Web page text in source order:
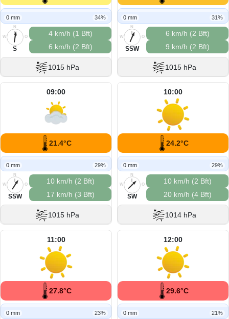
0 mm 34%
N
O
S
W
S
4 km/h (1 Bft)
6 km/h (2 Bft)
1015 hPa
0 mm 31%
N
O
S
W
SSW
6 km/h (2 Bft)
9 km/h (2 Bft)
1015 hPa
09:00
21.4°C
0 mm 29%
N
O
S
W
SSW
10 km/h (2 Bft)
17 km/h (3 Bft)
1015 hPa
10:00
24.2°C
0 mm 29%
N
O
S
W
SW
10 km/h (2 Bft)
20 km/h (4 Bft)
1014 hPa
11:00
27.8°C
0 mm 23%
12:00
29.6°C
0 mm 21%